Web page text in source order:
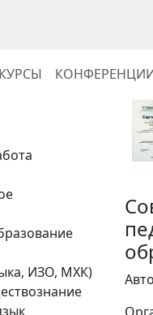
ИЗО, МХК)